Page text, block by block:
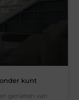
kunt
genieten van